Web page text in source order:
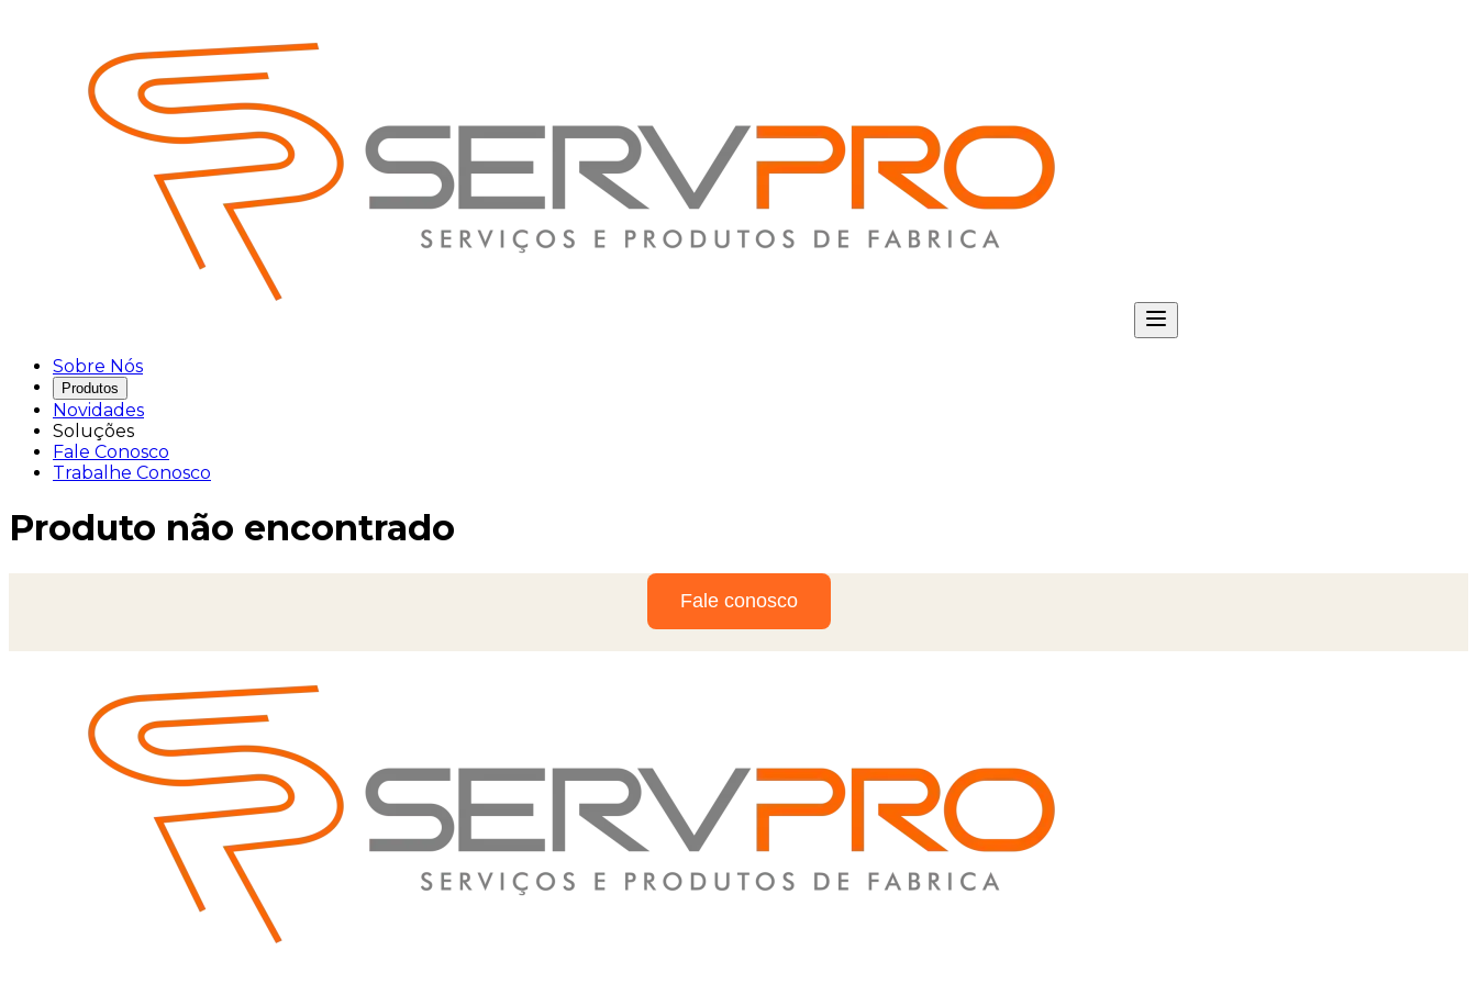
Sobre Nós
Produtos
Novidades
Soluções
Fale Conosco
Trabalhe Conosco
Produto não encontrado
Fale conosco